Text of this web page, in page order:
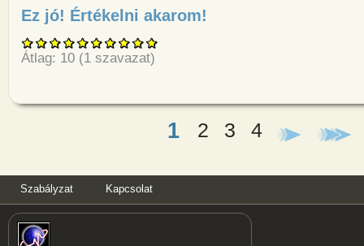
Ez jó! Értékelni akarom!
Átlag: 10 (1 szavazat)
1 2 3 4
Szabályzat Kapcsolat